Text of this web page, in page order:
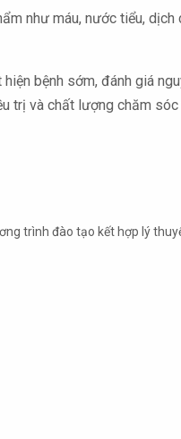
như máu, nước tiểu, dịch
bệnh sớm, đánh giá
trị và chất lượng chăm sóc
trình đào tạo kết hợp lý